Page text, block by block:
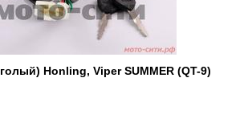
Honling, Viper SUMMER (QT-9)